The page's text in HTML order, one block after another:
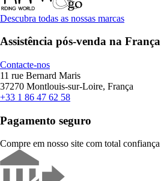
Descubra todas as nossas marcas
Assistência pós-venda na França
Contacte-nos
11 rue Bernard Maris
37270 Montlouis-sur-Loire, França
+33 1 86 47 62 58
Pagamento seguro
Compre em nosso site com total confiança